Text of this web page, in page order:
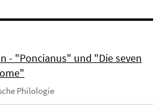
- "Poncianus" und "Die seven
Philologie